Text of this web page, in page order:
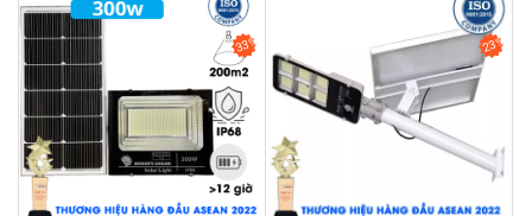
33% 23%